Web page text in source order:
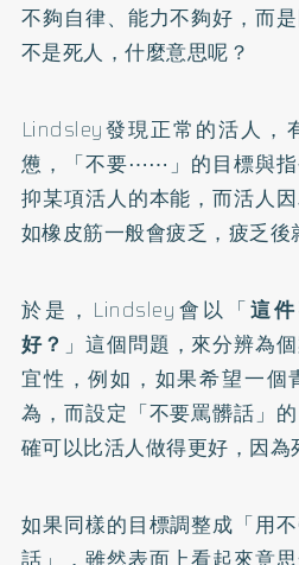
不夠自律、能力不夠好，而
不是死人，什麼意思呢？
Lindsley發現正常的活人，
憊，「不要⋯⋯」的目標與指
抑某項活人的本能，而活人
如橡皮筋一般會疲乏，疲乏後
於是，Lindsley會以「這
好？ 」這個問題，來分辨為
宜性，例如，如果希望一個
為，而設定「不要罵髒話」
確可以比活人做得更好，因為
如果同樣的目標調整成「用
話」，雖然表面上看起來意